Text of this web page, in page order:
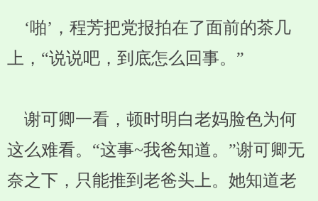
‘啪’，程芳把党报拍在了面前的茶几
上，“说说吧，到底怎么回事。”
谢可卿一看，顿时明白老妈脸色为何
这么难看。“这事~我爸知道。”谢可卿无
奈之下，只能推到老爸头上。她知道老